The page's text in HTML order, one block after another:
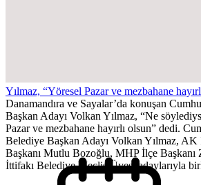
Yılmaz, “Yöresel Pazar ve mezbahane
Danamandıra ve Sayalar’da konuşan
Başkan Adayı Volkan Yılmaz, “Ne
Pazar ve mezbahane hayırlı olsun” dedi.
Belediye Başkan Adayı Volkan Yılmaz,
Başkanı Mutlu Bozoğlu, MHP İlçe Başkanı
İttifakı Belediye Meclis Üyesi adaylarıyla